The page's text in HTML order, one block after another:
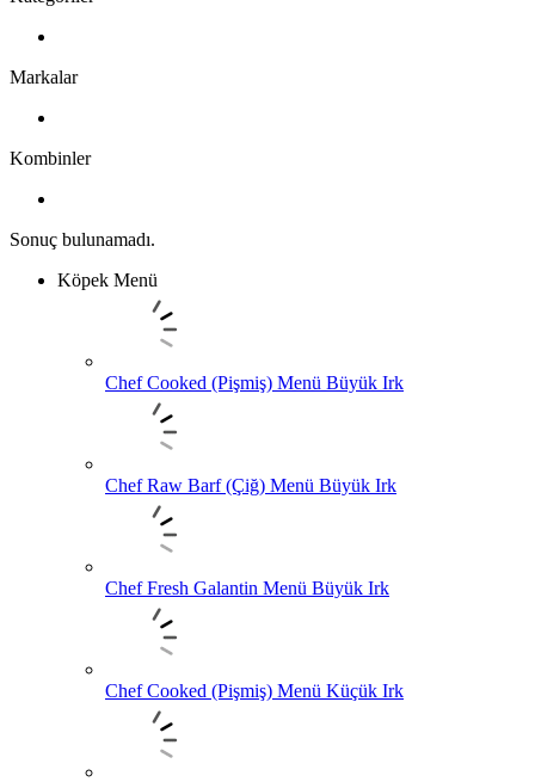
Markalar
Kombinler
Sonuç bulunamadı.
Köpek Menü
Chef Cooked (Pişmiş) Menü Büyük Irk
Chef Raw Barf (Çiğ) Menü Büyük Irk
Chef Fresh Galantin Menü Büyük Irk
Chef Cooked (Pişmiş) Menü Küçük Irk